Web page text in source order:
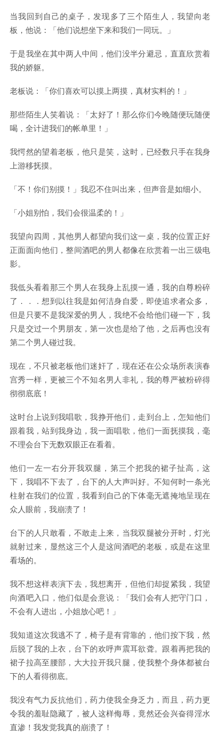
当我回到自己的桌子，发现多了三个陌生人，我望向老
板，他说：「他们说想坐下来和我们一同玩。」
于是我坐在其中两人中间，他们没半分避忌，直直欣赏着
我的娇躯。
老板说：「你们喜欢可以摸上两摸，真材实料的！」
那些陌生人笑着说：「太好了！那么你们今晚随便玩随便
喝，全计进我们的帐单里！」
我愕然的望着老板，他只是笑，这时，已经数只手在我身
上游移抚摸。
「不！你们别摸！」我忍不住叫出来，但声音是如细小。
「小姐别怕，我们会很温柔的！」
我望向四周，其他男人都望向我们这一桌，我的位置正好
正面面向他们，整间酒吧的男人都像在欣赏着一出三级电
影。
我低头看着那三个男人在我身上乱摸一通，我的自尊粉碎
了．．．想到以往我是如何洁身自爱，即使追求者众多，
但是只要不是我深爱的男人，我绝不会给他们碰一下，我
只是交过一个男朋友，第一次也是给了他，之后再也没有
第二个男人碰过我。
现在，不只被老板他们迷奸了，现在还在公众场所表演春
宫秀一样，更被三个不知名男人非礼，我的尊严被粉碎得
彻彻底底！
这时台上说到我唱歌，我挣开他们，走到台上，怎知他们
跟着我，站到我身边，我一面唱歌，他们一面抚摸我，毫
不理会台下无数双眼正在看着。
他们一左一右分开我双腿，第三个把我的裙子扯高，这
下，我唱不下去了，台下的人大声叫好。不知何时一条光
柱射在我们的位置，我看到自己的下体毫无遮掩地呈现在
众人眼前，我崩溃了！
台下的人只敢看，不敢走上来，当我双腿被分开时，灯光
就射过来，显然这三个人是这间酒吧的老板，或是在这里
看场的。
我不想这样表演下去，我想离开，但他们却捉紧我，我望
向酒吧入口，他们似是会意说：「我们会有人把守门口，
不会有人进出，小姐放心吧！」
我知道这次我逃不了，椅子是有背靠的，他们按下我，然
后脱了我的上衣，台下的欢呼声震耳欲聋。跟着再把我的
裙子拉高至腰部，大大拉开我只腿，使我整个身体都被台
下的人看得彻底。
我没有气力反抗他们，药力使我全身乏力，而且，药力更
令我的羞耻隐藏了，被人这样侮辱，竟然还会兴奋得淫水
直渗！我发觉我真的崩溃了！